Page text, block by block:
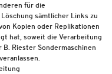
für die
sämtlicher Links zu
Kopien oder Replikationen
hat, soweit die Verarbeitung
Riester Sondermaschinen